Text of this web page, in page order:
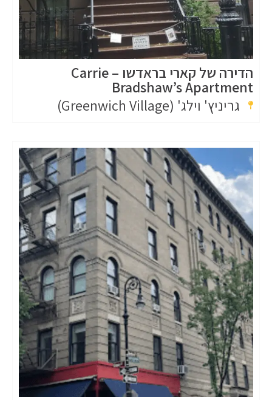
הדירה של קארי בראדשו – Carrie
Bradshaw’s Apartment
גריניץ' וילג' (Greenwich Village)